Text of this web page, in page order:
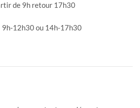
de 9h retour 17h30
9h-12h30 ou 14h-17h30